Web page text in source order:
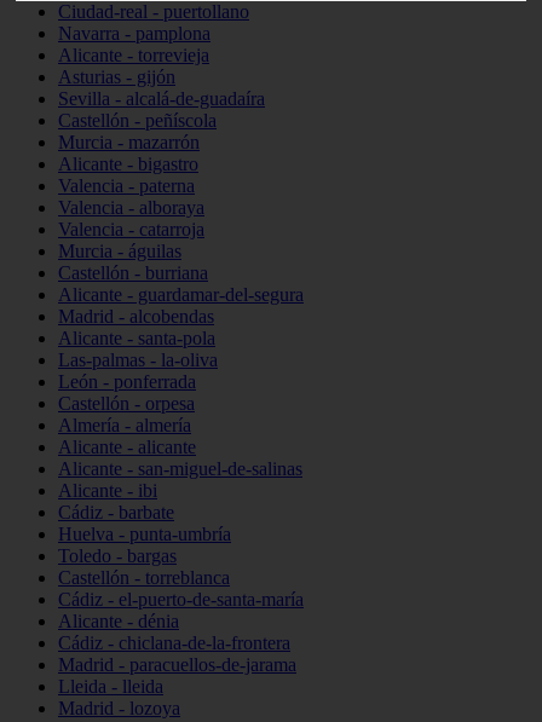
Ciudad-real - puertollano
Navarra - pamplona
Alicante - torrevieja
Asturias - gijón
Sevilla - alcalá-de-guadaíra
Castellón - peñíscola
Murcia - mazarrón
Alicante - bigastro
Valencia - paterna
Valencia - alboraya
Valencia - catarroja
Murcia - águilas
Castellón - burriana
Alicante - guardamar-del-segura
Madrid - alcobendas
Alicante - santa-pola
Las-palmas - la-oliva
León - ponferrada
Castellón - orpesa
Almería - almería
Alicante - alicante
Alicante - san-miguel-de-salinas
Alicante - ibi
Cádiz - barbate
Huelva - punta-umbría
Toledo - bargas
Castellón - torreblanca
Cádiz - el-puerto-de-santa-maría
Alicante - dénia
Cádiz - chiclana-de-la-frontera
Madrid - paracuellos-de-jarama
Lleida - lleida
Madrid - lozoya